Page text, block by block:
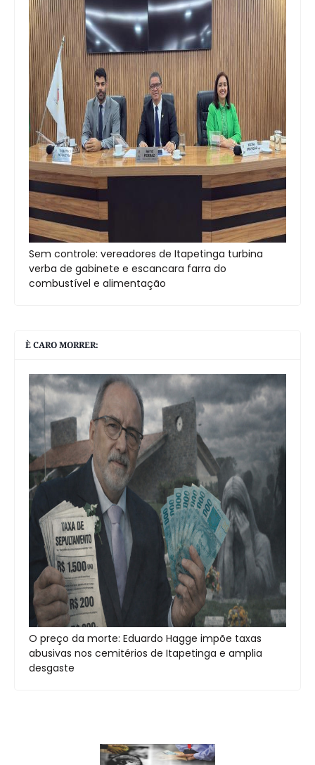
Sem controle: vereadores de Itapetinga turbina
verba de gabinete e escancara farra do
combustível e alimentação
È CARO MORRER:
O preço da morte: Eduardo Hagge impõe taxas
abusivas nos cemitérios de Itapetinga e amplia
desgaste